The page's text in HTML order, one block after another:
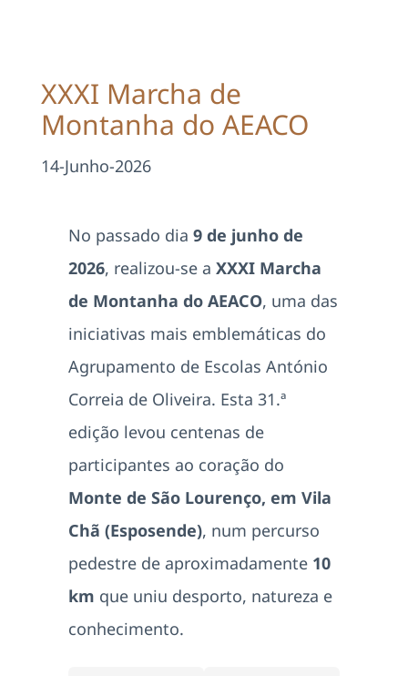
Área Reservada
Pesquisar
XXXI Marcha de
Montanha do AEACO
14-Junho-2026
No passado dia 9 de junho de
2026, realizou-se a XXXI Marcha
de Montanha do AEACO, uma das
iniciativas mais emblemáticas do
Agrupamento de Escolas António
Correia de Oliveira. Esta 31.ª
edição levou centenas de
participantes ao coração do
Monte de São Lourenço, em Vila
Chã (Esposende), num percurso
pedestre de aproximadamente 10
km que uniu desporto, natureza e
conhecimento.